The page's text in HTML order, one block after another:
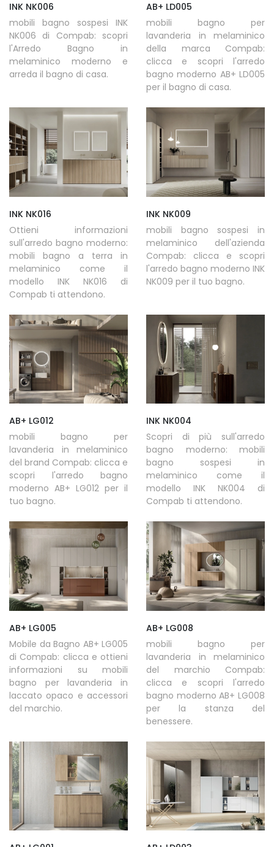
INK NK006
mobili bagno sospesi INK
NK006 di Compab: scopri
l'Arredo Bagno in
melaminico moderno e
arreda il bagno di casa.
AB+ LD005
mobili bagno per
lavanderia in melaminico
della marca Compab:
clicca e scopri l'arredo
bagno moderno AB+ LD005
per il bagno di casa.
INK NK016
Ottieni informazioni
sull'arredo bagno moderno:
mobili bagno a terra in
melaminico come il
modello INK NK016 di
Compab ti attendono.
INK NK009
mobili bagno sospesi in
melaminico dell'azienda
Compab: clicca e scopri
l'arredo bagno moderno INK
NK009 per il tuo bagno.
AB+ LG012
mobili bagno per
lavanderia in melaminico
del brand Compab: clicca e
scopri l'arredo bagno
moderno AB+ LG012 per il
tuo bagno.
INK NK004
Scopri di più sull'arredo
bagno moderno: mobili
bagno sospesi in
melaminico come il
modello INK NK004 di
Compab ti attendono.
AB+ LG005
Mobile da Bagno AB+ LG005
di Compab: clicca e ottieni
informazioni su mobili
bagno per lavanderia in
laccato opaco e accessori
del marchio.
AB+ LG008
mobili bagno per
lavanderia in melaminico
del marchio Compab:
clicca e scopri l'arredo
bagno moderno AB+ LG008
per la stanza del
benessere.